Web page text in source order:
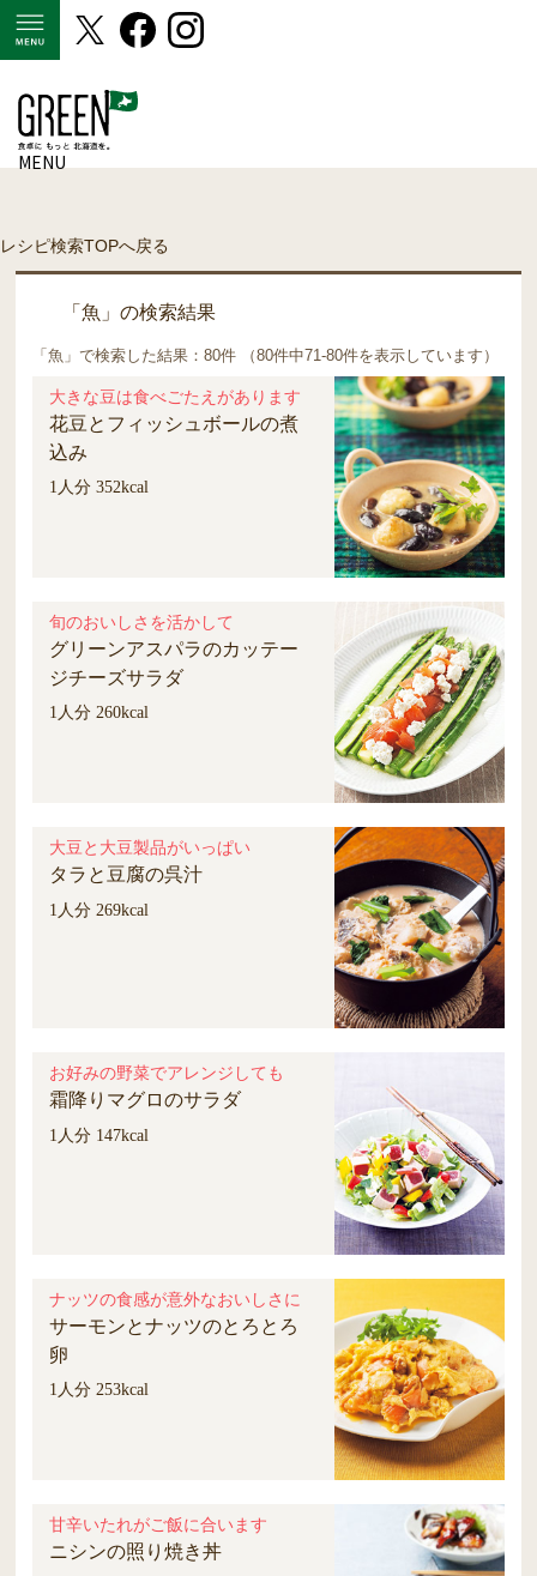
MENU
レシピ検索TOPへ戻る
「魚」の検索結果
「魚」で検索した結果：80件 （80件中71-80件を表示しています）
大きな豆は食べごたえがあります
花豆とフィッシュボールの煮
込み
1人分 352kcal
旬のおいしさを活かして
グリーンアスパラのカッテー
ジチーズサラダ
1人分 260kcal
大豆と大豆製品がいっぱい
タラと豆腐の呉汁
1人分 269kcal
お好みの野菜でアレンジしても
霜降りマグロのサラダ
1人分 147kcal
ナッツの食感が意外なおいしさに
サーモンとナッツのとろとろ
卵
1人分 253kcal
甘辛いたれがご飯に合います
ニシンの照り焼き丼